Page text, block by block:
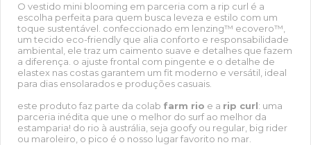
O vestido mini blooming em parceria com a rip curl é a
escolha perfeita para quem busca leveza e estilo com um
toque sustentável. confeccionado em lenzing™ ecovero™,
um tecido eco-friendly que alia conforto e responsabilidade
ambiental, ele traz um caimento suave e detalhes que fazem
a diferença. o ajuste frontal com pingente e o detalhe de
elastex nas costas garantem um fit moderno e versátil, ideal
para dias ensolarados e produções casuais.
este produto faz parte da colab farm rio e a rip curl: uma
parceria inédita que une o melhor do surf ao melhor da
estamparia! do rio à austrália, seja goofy ou regular, big rider
ou maroleiro, o pico é o nosso lugar favorito no mar.